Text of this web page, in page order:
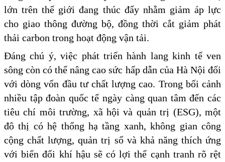
lớn trên thế giới đang thúc đẩy nhằm giảm áp lực
cho giao thông đường bộ, đồng thời cắt giảm phát
thải carbon trong hoạt động vận tải.
Đáng chú ý, việc phát triển hành lang kinh tế ven
sông còn có thể nâng cao sức hấp dẫn của Hà Nội đối
với dòng vốn đầu tư chất lượng cao. Trong bối cảnh
nhiều tập đoàn quốc tế ngày càng quan tâm đến các
tiêu chí môi trường, xã hội và quản trị (ESG), một
đô thị có hệ thống hạ tầng xanh, không gian công
cộng chất lượng, quản trị số và khả năng thích ứng
với biến đổi khí hậu sẽ có lợi thế cạnh tranh rõ rệt